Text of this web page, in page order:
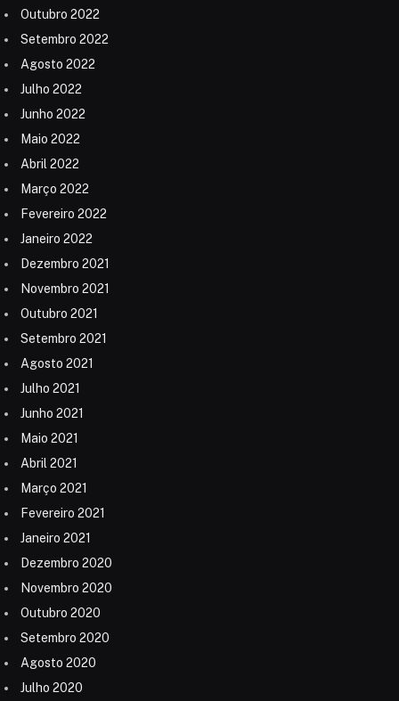
Outubro 2022
Setembro 2022
Agosto 2022
Julho 2022
Junho 2022
Maio 2022
Abril 2022
Março 2022
Fevereiro 2022
Janeiro 2022
Dezembro 2021
Novembro 2021
Outubro 2021
Setembro 2021
Agosto 2021
Julho 2021
Junho 2021
Maio 2021
Abril 2021
Março 2021
Fevereiro 2021
Janeiro 2021
Dezembro 2020
Novembro 2020
Outubro 2020
Setembro 2020
Agosto 2020
Julho 2020